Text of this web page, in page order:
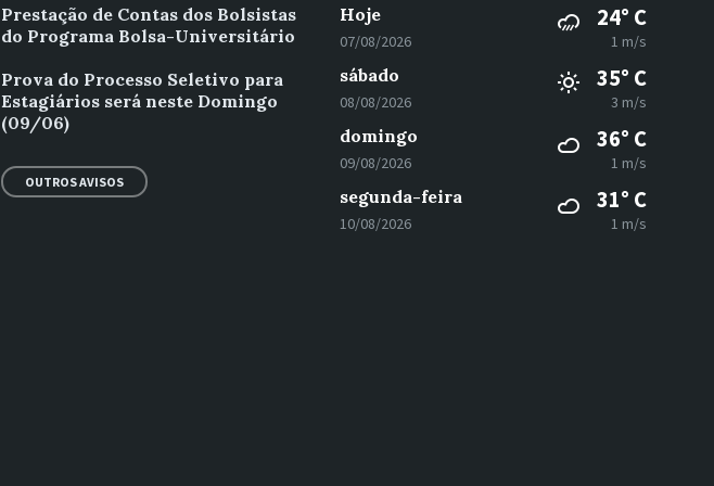
Prestação de Contas dos Bolsistas
do Programa Bolsa-Universitário
Prova do Processo Seletivo para
Estagiários será neste Domingo
(09/06)
OUTROS AVISOS
Hoje
07/08/2026
24° C
1 m/s
sábado
08/08/2026
35° C
3 m/s
domingo
09/08/2026
36° C
1 m/s
segunda-feira
10/08/2026
31° C
1 m/s